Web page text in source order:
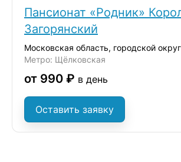
Пансионат «Родник»
Загорянский
Метро: Щёлковская
от 990 ₽ в день
Оставить заявку